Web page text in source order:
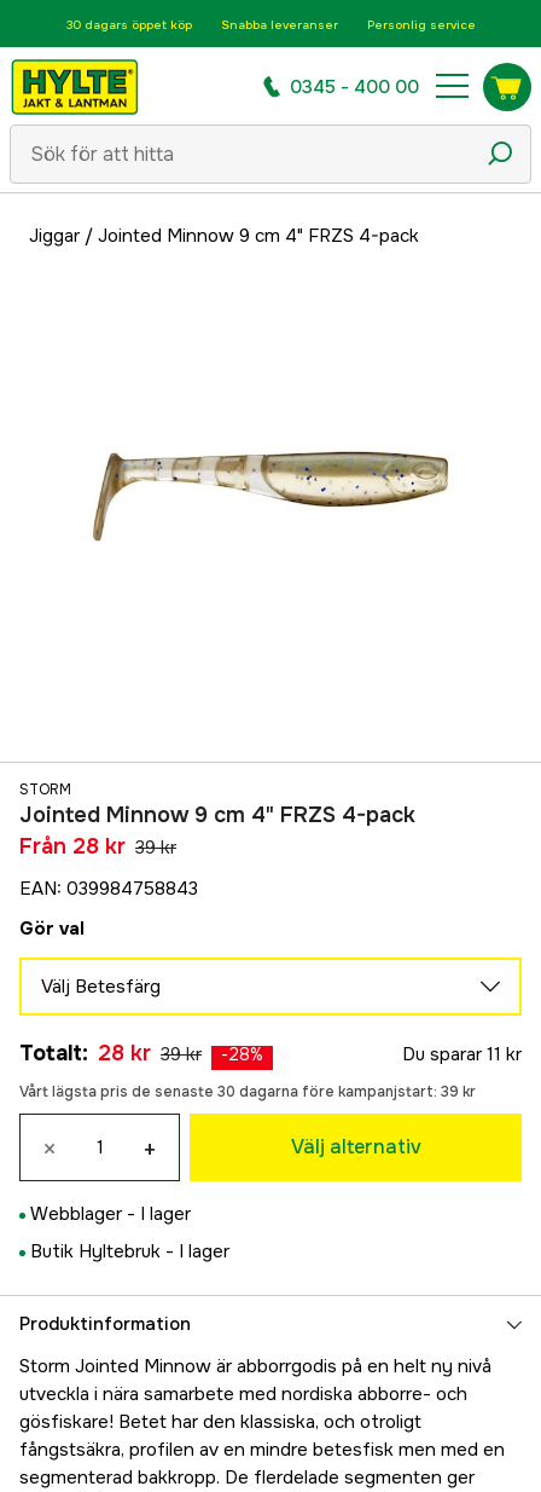
30 dagars öppet köp Snabba leveranser Personlig service
0345 - 400 00
Jiggar/ Jointed Minnow 9 cm 4" FRZS 4-pack
STORM
Jointed Minnow 9 cm 4" FRZS 4-pack
Från 28 kr 39 kr
EAN: 039984758843
Gör val
Välj Betesfärg
57 kr
FRZS
28 kr
FT
57 kr
NGP
79 kr
PRPLF
32 kr
Totalt: 28 kr 39 kr -28% Du sparar 11 kr
Vårt lägsta pris de senaste 30 dagarna före kampanjstart: 39 kr
× + Välj alternativ
Webblager - I lager
Butik Hyltebruk - I lager
Produktinformation
Storm Jointed Minnow är abborrgodis på en helt ny nivå
utveckla i nära samarbete med nordiska abborre- och
gösfiskare! Betet har den klassiska, och otroligt
fångstsäkra, profilen av en mindre betesfisk men med en
segmenterad bakkropp. De flerdelade segmenten ger